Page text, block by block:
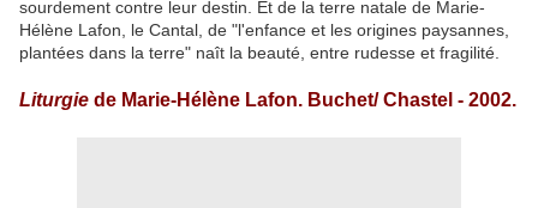
sourdement contre leur destin. Et de la terre natale de Marie-
Hélène Lafon, le Cantal, de "l'enfance et les origines paysannes,
plantées dans la terre" naît la beauté, entre rudesse et fragilité.
Liturgie de Marie-Hélène Lafon. Buchet/ Chastel - 2002.